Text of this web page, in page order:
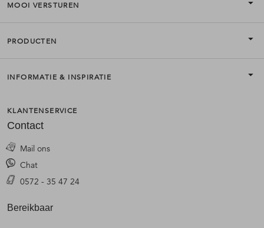
MOOI VERSTUREN
PRODUCTEN
INFORMATIE & INSPIRATIE
KLANTENSERVICE
Contact
Mail ons
Chat
0572 - 35 47 24
Bereikbaar